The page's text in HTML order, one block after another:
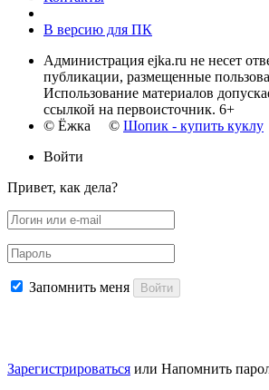
В версию для ПК
Администрация ejka.ru не несет
публикации, размещенные
Использование материалов
ссылкой на первоисточник. 6+
© Ёжка © Шопик - купить куклу
Войти
Привет, как дела?
Запомнить меня Войти
Зарегистрироваться или Напомнить